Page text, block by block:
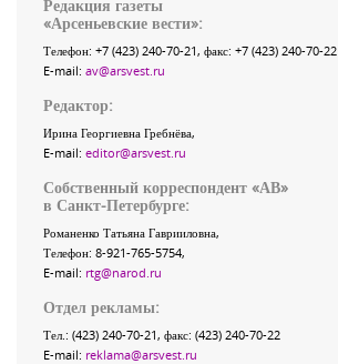
Редакция газеты
«Арсеньевские вести»:
Телефон: +7 (423) 240-70-21, факс: +7 (423) 240-70-22
E-mail: av@arsvest.ru
Редактор:
Ирина Георгиевна Гребнёва,
E-mail: editor@arsvest.ru
Собственный корреспондент «АВ»
в Санкт-Петербурге:
Романенко Татьяна Гаврииловна,
Телефон: 8-921-765-5754,
E-mail: rtg@narod.ru
Отдел рекламы:
Тел.: (423) 240-70-21, факс: (423) 240-70-22
E-mail: reklama@arsvest.ru